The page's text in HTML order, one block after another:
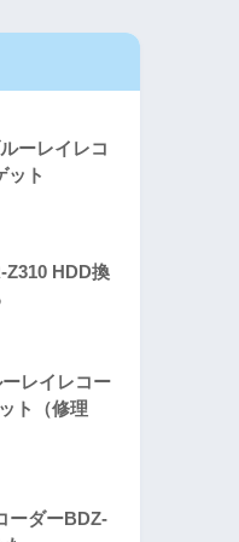
ーレイレコ
ット
Z310 HDD換
レイレコー
ト（修理
ーダーBDZ-